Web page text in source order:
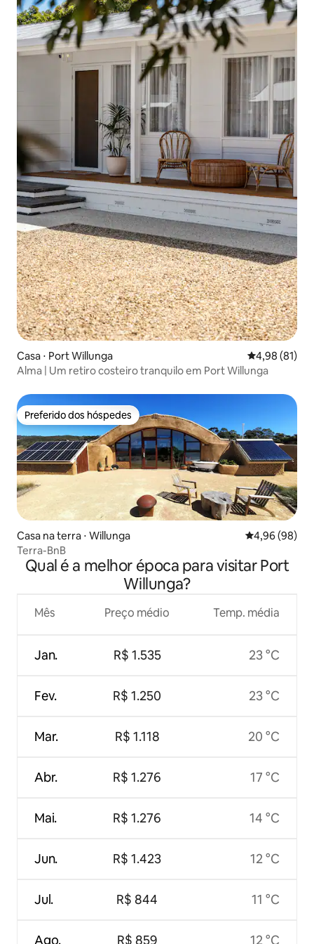
Casa ⋅ Port Willunga 4,98 de uma
4,98 (81)
Alma | Um retiro costeiro tranquilo em Port Willunga
Preferido dos hóspedes
Preferido dos hóspedes
Casa na terra ⋅ Willunga 4,96 de uma
4,96 (98)
Terra-BnB
Qual é a melhor época para visitar Port
Willunga?
Mês
Jan.
Fev.
Mar.
Abr.
Mai.
Jun.
Jul.
Ago.
Preço médio
R$ 1.535
R$ 1.250
R$ 1.118
R$ 1.276
R$ 1.276
R$ 1.423
R$ 844
R$ 859
Temp. média
23 °C
23 °C
20 °C
17 °C
14 °C
12 °C
11 °C
12 °C